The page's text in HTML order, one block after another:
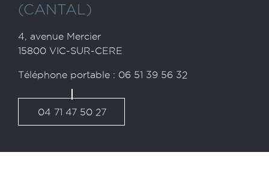
(CANTAL)
4, avenue Mercier
15800 VIC-SUR-CERE
Téléphone portable : 06 51 39 56 32
04 71 47 50 27